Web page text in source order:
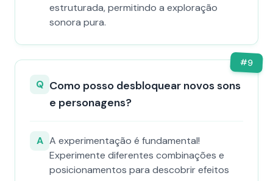
estruturada, permitindo a exploração
sonora pura.
#9
Q Como posso desbloquear novos sons
e personagens?
A A experimentação é fundamental!
Experimente diferentes combinações e
posicionamentos para descobrir efeitos